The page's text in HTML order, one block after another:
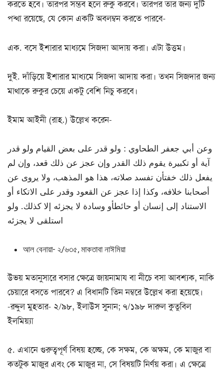
করতে হবে। তারপর সম্ভব হলে রুকু করবে। তারপর তার জন্য দুটি
পন্থা রয়েছে, যে কোন একটি অবলম্বন করতে পারবে-
এক. বসে ইশারার মাধ্যমে সিজদা আদায় করা। এটা উত্তম।
দুই. দাঁড়িয়ে ইশারার মাধ্যমে সিজদা আদায় করা। তখন সিজদার জন্য
মাথাকে রুকুর চেয়ে একটু বেশি নিচু করবে।
ইমাম আইনী (রাহ.) উল্লেখ করেন-
وعن أبي جعفر الطحاوي : ولو قدر على بعض القيام ولو قدر
آية أو تكبيرة يقوم ذلك القدر وإن عجز عن ذلك قعد، وإن لم
يفعل ذلك خفتأن تفسد صلاته، هذا هو المذهب، ولا يروى عن
أصحابنا خلافه، وكذا إذا عجز عن القعود وقدر على الاتكاء أو
الاستناد إلى إنسان أو حائطأو وسادة لا يجزئه إلا كذلك. ولو
استلقى لا يجزئه
আল বেনায়া- ২/৬৩৫, মাকতাবা নাঈমিয়া
উভয় মতানুসারে বসার ক্ষেত্রে জায়নামায বা নীচে বসা আবশ্যক, নাকি
চেয়ারে বসতে পারবে? এ বিধানটি তিন নম্বরে উল্লেখ করা হয়েছে।
-রদ্দুল মুহতার- ২/৯৮, ইলাউস সুনান; ৭/১৯৮ দারুল কুতুবিল
ইলমিয়্যা
৫. এখানে গুরুত্বপূর্ণ বিষয় হচ্ছে, কে সক্ষম, কে অক্ষম, কে মাজুর বা
কতটুক মাজুর এবং কে মাজুর না, সে বিষয়টি নির্ণয় করা। এ ক্ষেত্রে